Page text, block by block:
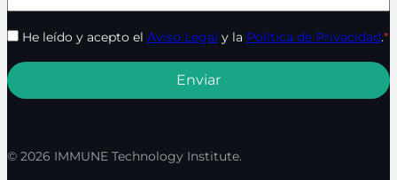
He leído y acepto el Aviso Legal y la Política de Privacidad.*
© 2026 IMMUNE Technology Institute.